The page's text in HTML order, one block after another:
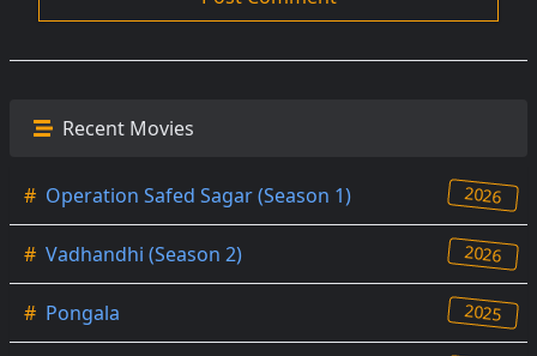
Recent Movies
# Operation Safed Sagar (Season 1) 2026
# Vadhandhi (Season 2) 2026
# Pongala 2025